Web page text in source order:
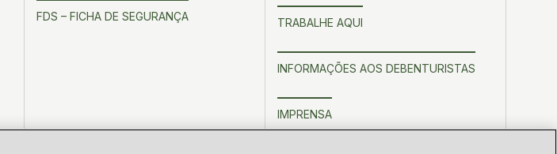
FDS – FICHA DE SEGURANÇA TRABALHE AQUI
INFORMAÇÕES AOS DEBENTURISTAS
IMPRENSA